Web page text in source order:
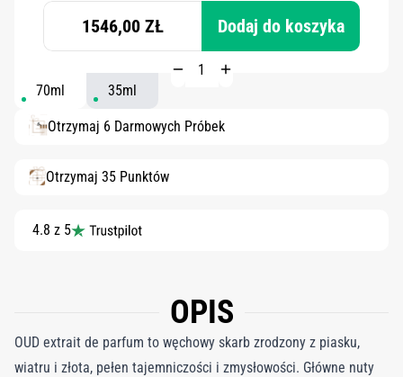
1546,00 ZŁ Dodaj do koszyka
70ml 35ml
Otrzymaj 6 Darmowych Próbek
Otrzymaj 35 Punktów
4.8 z 5
OPIS
OUD extrait de parfum to węchowy skarb zrodzony z piasku,
wiatru i złota, pełen tajemniczości i zmysłowości. Główne nuty